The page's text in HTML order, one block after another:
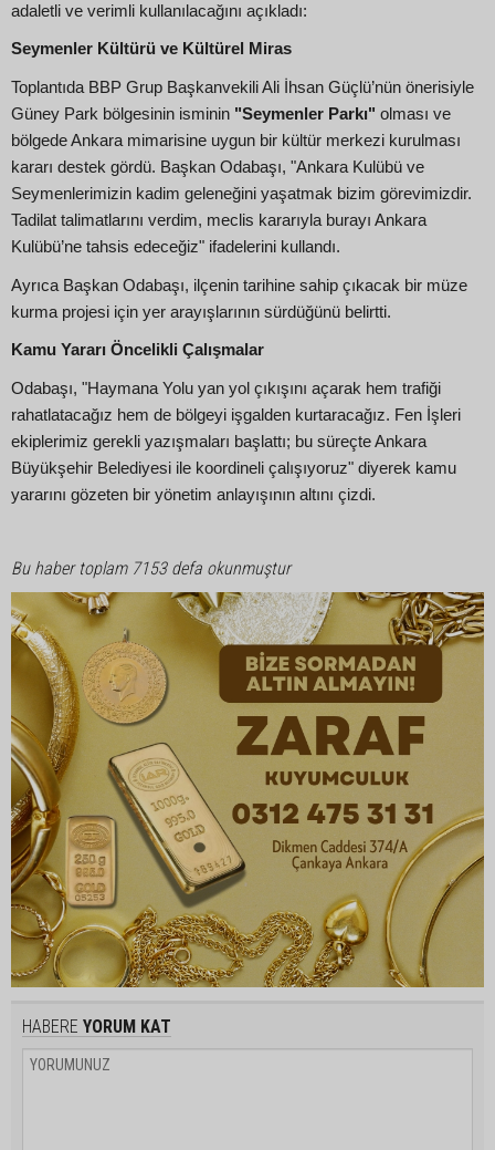
adaletli ve verimli kullanılacağını açıkladı:
Seymenler Kültürü ve Kültürel Miras
Toplantıda BBP Grup Başkanvekili Ali İhsan Güçlü’nün önerisiyle
Güney Park bölgesinin isminin "Seymenler Parkı" olması ve
bölgede Ankara mimarisine uygun bir kültür merkezi kurulması
kararı destek gördü. Başkan Odabaşı, "Ankara Kulübü ve
Seymenlerimizin kadim geleneğini yaşatmak bizim görevimizdir.
Tadilat talimatlarını verdim, meclis kararıyla burayı Ankara
Kulübü’ne tahsis edeceğiz" ifadelerini kullandı.
Ayrıca Başkan Odabaşı, ilçenin tarihine sahip çıkacak bir müze
kurma projesi için yer arayışlarının sürdüğünü belirtti.
Kamu Yararı Öncelikli Çalışmalar
Odabaşı, "Haymana Yolu yan yol çıkışını açarak hem trafiği
rahatlatacağız hem de bölgeyi işgalden kurtaracağız. Fen İşleri
ekiplerimiz gerekli yazışmaları başlattı; bu süreçte Ankara
Büyükşehir Belediyesi ile koordineli çalışıyoruz" diyerek kamu
yararını gözeten bir yönetim anlayışının altını çizdi.
Bu haber toplam 7153 defa okunmuştur
HABERE YORUM KAT